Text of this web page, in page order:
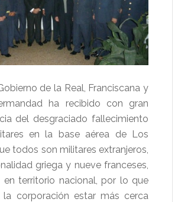
de la Real, Franciscana y
ha recibido con gran
del desgraciado fallecimiento
en la base aérea de Los
todos son militares extranjeros,
griega y nueve franceses,
en territorio nacional, por lo que
corporación estar más cerca